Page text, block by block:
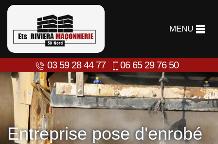
MENU
03 59 28 44 77 06 65 29 76 50
Entreprise pose d'enrobé